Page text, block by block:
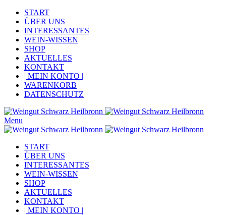
START
ÜBER UNS
INTERESSANTES
WEIN-WISSEN
SHOP
AKTUELLES
KONTAKT
| MEIN KONTO |
WARENKORB
DATENSCHUTZ
Menu
START
ÜBER UNS
INTERESSANTES
WEIN-WISSEN
SHOP
AKTUELLES
KONTAKT
| MEIN KONTO |